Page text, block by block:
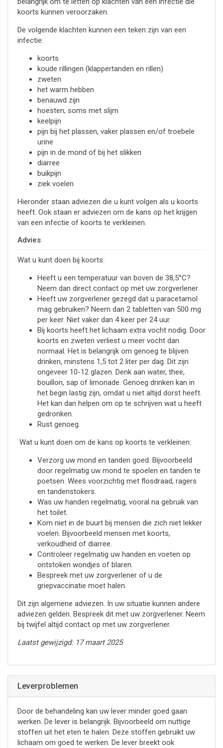
koorts kunnen veroorzaken.
De volgende klachten kunnen een teken zijn van een
infectie:
koorts
koude rillingen (klappertanden en rillen)
zweten
het warm hebben
benauwd zijn
hoesten, soms met slijm
keelpijn
pijn bij het plassen, vaker plassen en/of troebele
urine
pijn in de mond of bij het slikken
diarree
buikpijn
ziek voelen
Hieronder staan adviezen die u kunt volgen als u koorts
heeft. Ook staan er adviezen om de kans op het krijgen
van een infectie of koorts te verkleinen.
Advies
Wat u kunt doen bij koorts:
Heeft u een temperatuur van boven de 38,5°C?
Neem dan direct contact op met uw zorgverlener.
Heeft uw zorgverlener gezegd dat u paracetamol
mag gebruiken? Neem dan 2 tabletten van 500 mg
per keer. Niet vaker dan 4 keer per 24 uur.
Bij koorts heeft het lichaam extra vocht nodig. Door
koorts en zweten verliest u meer vocht dan
normaal. Het is belangrijk om genoeg te blijven
drinken, minstens 1,5 tot 2 liter per dag. Dit zijn
ongeveer 10-12 glazen. Denk aan water, thee,
bouillon, sap of limonade. Genoeg drinken kan in
het begin lastig zijn, omdat u niet altijd dorst heeft.
Het kan dan helpen om op te schrijven wat u heeft
gedronken.
Rust genoeg.
Wat u kunt doen om de kans op koorts te verkleinen:
Verzorg uw mond en tanden goed. Bijvoorbeeld
door regelmatig uw mond te spoelen en tanden te
poetsen. Wees voorzichtig met flosdraad, ragers
en tandenstokers.
Was uw handen regelmatig, vooral na gebruik van
het toilet.
Kom niet in de buurt bij mensen die zich niet lekker
voelen. Bijvoorbeeld mensen met koorts,
verkoudheid of diarree.
Controleer regelmatig uw handen en voeten op
ontstoken wondjes of blaren.
Bespreek met uw zorgverlener of u de
griepvaccinatie moet halen.
Dit zijn algemene adviezen. In uw situatie kunnen andere
adviezen gelden. Bespreek dit met uw zorgverlener. Neem
bij twijfel altijd contact op met uw zorgverlener.
Laatst gewijzigd: 17 maart 2025
Leverproblemen
Door de behandeling kan uw lever minder goed gaan
werken. De lever is belangrijk. Bijvoorbeeld om nuttige
stoffen uit het eten te halen. Deze stoffen gebruikt uw
lichaam om goed te werken. De lever breekt ook